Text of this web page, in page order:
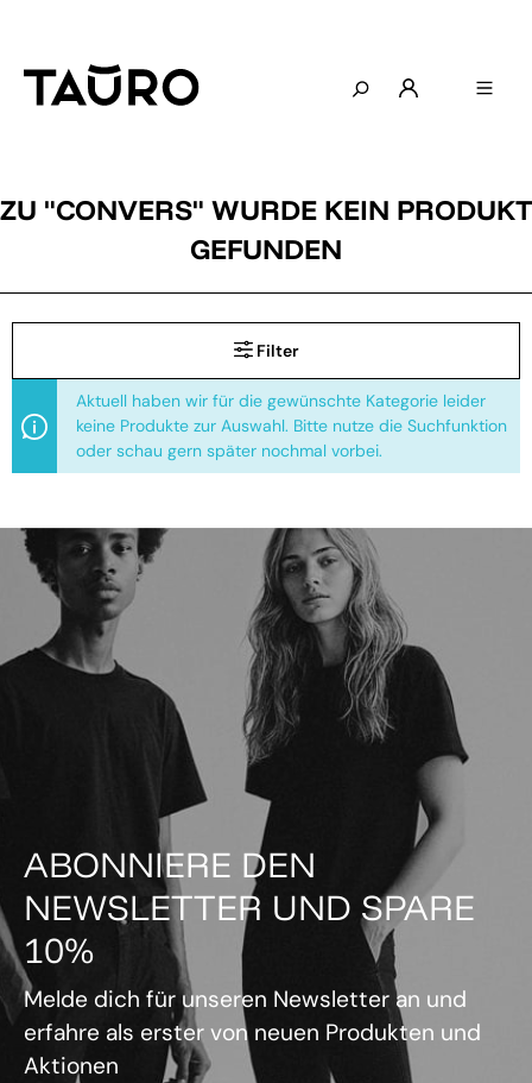
ZU "CONVERS" WURDE KEIN PRODUKT
GEFUNDEN
Filter
Aktuell haben wir für die gewünschte Kategorie leider
keine Produkte zur Auswahl. Bitte nutze die Suchfunktion
oder schau gern später nochmal vorbei.
ABONNIERE DEN
NEWSLETTER UND SPARE
10%
Melde dich für unseren Newsletter an und
erfahre als erster von neuen Produkten und
Aktionen